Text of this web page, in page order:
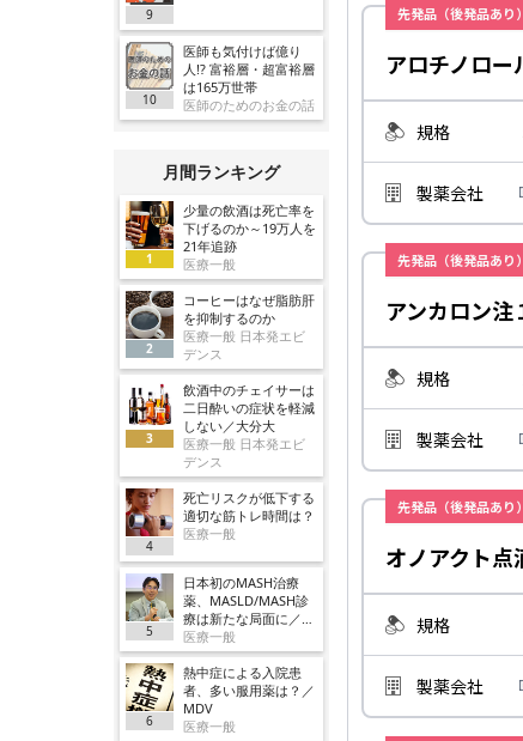
9
10
医師も気付けば億り
人!? 富裕層・超富裕層
は165万世帯
医師のためのお金の話
月間ランキング
1
少量の飲酒は死亡率を
下げるのか～19万人を
21年追跡
医療一般
2
コーヒーはなぜ脂肪肝
を抑制するのか
医療一般 日本発エビ
デンス
3
飲酒中のチェイサーは
二日酔いの症状を軽減
しない／大分大
医療一般 日本発エビ
デンス
4
死亡リスクが低下する
適切な筋トレ時間は？
医療一般
5
日本初のMASH治療
薬、MASLD/MASH診
療は新たな局面に／ノ
ボ
医療一般
6
熱中症による入院患
者、多い服用薬は？／
MDV
医療一般
先発品（後発品あり）
アロチノロー
規格
製薬会社
先発品（後発品あり）
アンカロン注
規格
製薬会社
先発品（後発品あり）
オノアクト点
規格
製薬会社